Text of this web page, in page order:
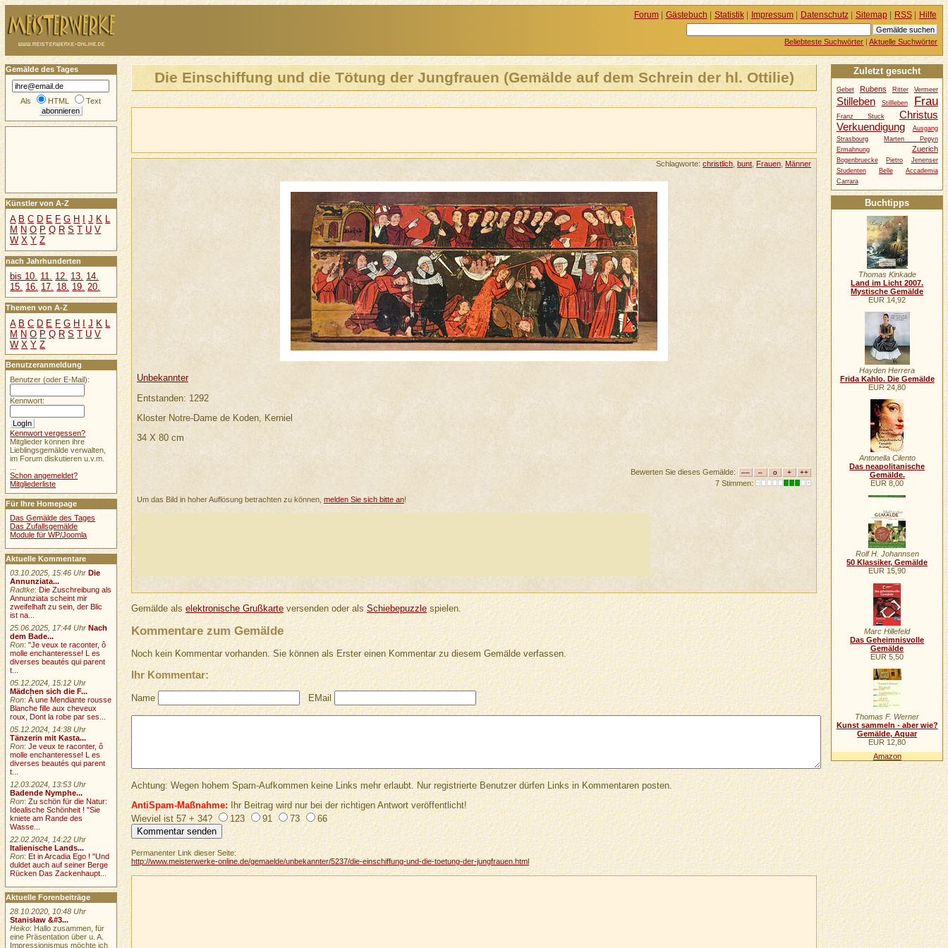
Die Einschiffung und die Tötung der Jungfrauen (Gemälde auf dem Schrein der hl. Ottilie)
Schlagworte:christlich bunt Frauen Männer
Unbekannter
Entstanden: 1292
Kloster Notre-Dame de Koden, Kerniel
34 X 80 cm
Bewerten Sie dieses Gemälde:
7 Stimmen:
Um das Bild in hoher Auflösung betrachten zu können, melden Sie sich bitte an!
Gemälde alselektronische Grußkarteversenden oder alsSchiebepuzzlespielen.
Kommentare zum Gemälde
Noch kein Kommentar vorhanden. Sie können als Erster einen Kommentar zu diesem Gemälde verfassen.
Ihr Kommentar:
Name EMail
Achtung: Wegen hohem Spam-Aufkommen keine Links mehr erlaubt. Nur registrierte Benutzer dürfen Links in Kommentaren posten.
AntiSpam-Maßnahme:Ihr Beitrag wird nur bei der richtigen Antwort veröffentlicht!
Wieviel ist 57 + 34?
123 91 73 66
Permanenter Link dieser Seite:
http://www.meisterwerke-online.de/gemaelde/unbekannter/5237/die-einschiffung-und-die-toetung-der-jungfrauen.html
Gemälde des Tages
Als HTML Text
Künstler von A-Z
A B C D E F G H J K L
M N O P Q R S T U V
W X Y Z
nach Jahrhunderten
bis 10. 11. 12. 13. 14.
15. 16. 17. 18. 19. 20.
Themen von A-Z
A B C D E F G H I J K L
M N O P Q R S T U V
W X Y Z
Benutzeranmeldung
Benutzer (oder E-Mail):
Kennwort:
Kennwort vergessen?
Mitglieder können ihre
Lieblingsgemälde verwalten,
im Forum diskutieren u.v.m.
Schon angemeldet?
Mitgliederliste
Für Ihre Homepage
Das Gemälde des Tages
Das Zufallsgemälde
Module für WP/Joomla
Aktuelle Kommentare
03.10.2025, 15:46 Uhr Die
Annunziata...
Radtke: Die Zuschreibung als
Annunziata scheint mir
zweifelhaft zu sein, der Blic
ist na...
25.06.2025, 17:44 Uhr Nach
dem Bade...
Ron:"Je veux te raconter, ô
molle enchanteresse! L es
diverses beautés qui parent
t...
05.12.2024, 15:12 Uhr
Mädchen sich die F...
Ron:À une Mendiante rousse
Blanche fille aux cheveux
roux, Dont la robe par ses...
05.12.2024, 14:38 Uhr
Tänzerin mit Kasta...
Ron:Je veux te raconter, ô
molle enchanteresse! L es
diverses beautés qui parent
t...
12.03.2024, 13:53 Uhr
Badende Nymphe...
Ron:Zu schön für die Natur:
Idealische Schönheit ! "Sie
kniete am Rande des
Wasse...
22.02.2024, 14:22 Uhr
Italienische Lands...
Ron:Et in Arcadia Ego ! "Und
duldet auch auf seiner Berge
Rücken Das Zackenhaupt...
Aktuelle Forenbeiträge
28.10.2020, 10:48 Uhr
Stanisław &#3...
Heiko: Hallo zusammen, für
eine Präsentation über u. A.
Impressionismus möchte ich
Forum| Gästebuch | Statistik| Impressum| Datenschutz| Sitemap| RSS| Hilfe
Beliebteste Suchwörter |Aktuelle Suchwörter
Zuletzt gesucht
Gebet Rubens Ritter Vermeer
Stilleben Stillleben Frau
Franz Stuck
Christus
Verkuendigung
Ausgang
Strasbourg
Marten Pepyn
Ermahnung
Zuerich
Bogenbruecke Pietro
Jenenser
Studenten
Belle
Accademia
Carrara
Buchtipps
Thomas Kinkade
Land im Licht 2007.
Mystische Gemälde
EUR 14,92
Hayden Herrera
Frida Kahlo. Die Gemälde
EUR 24,80
Antonella Cilento
Das neapolitanische
Gemälde.
EUR 8,00
Rolf H. Johannsen
50 Klassiker, Gemälde
EUR 15,90
Marc Hillefeld
Das Geheimnisvolle
Gemälde
EUR 5,50
Thomas F. Werner
Kunst sammeln - aber wie?
Gemälde, Aquar
EUR 12,80
Amazon